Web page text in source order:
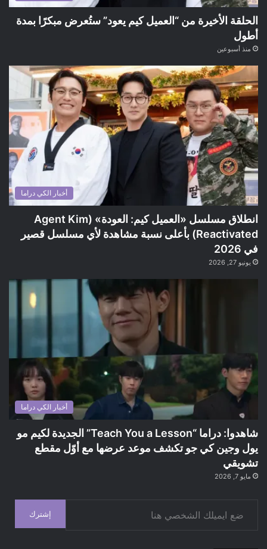
الحلقة الأخيرة من “العميل كيم يعود” ستُعرض مبكرًا بمدة
أطول
منذ أسبوعين
أخبار الكي دراما
انطلاق مسلسل «العميل كيم: العودة» (Agent Kim
Reactivated) بأعلى نسبة مشاهدة لأي مسلسل قصير
في 2026
يونيو 27, 2026
أخبار الكي دراما
شاهدوا: دراما “Teach You a Lesson” الجديدة لكيم مو
يول وجين كي جو تكشف موعد عرضها مع أوّل مقطع
تشويقي
مايو 7, 2026
إشترك